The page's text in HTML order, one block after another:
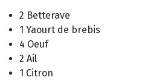
2 Betterave
1 Yaourt de brebis
4 Oeuf
2 Ail
1 Citron